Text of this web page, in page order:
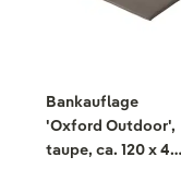
Bankauflage
'Oxford Outdoor',
taupe, ca. 120 x 48